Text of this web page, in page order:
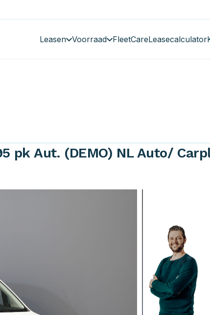
Leasen Voorraad FleetCareLeasecalculator
pk Aut. (DEMO) NL Auto/